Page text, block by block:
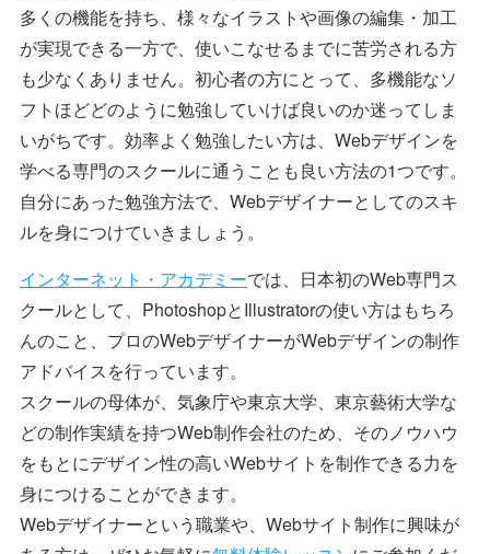
多くの機能を持ち、様々なイラストや画像の編集・加工
が実現できる一方で、使いこなせるまでに苦労される方
も少なくありません。初心者の方にとって、多機能なソ
フトほどどのように勉強していけば良いのか迷ってしま
いがちです。効率よく勉強したい方は、Webデザインを
学べる専門のスクールに通うことも良い方法の1つです。
自分にあった勉強方法で、Webデザイナーとしてのスキ
ルを身につけていきましょう。
インターネット・アカデミーでは、日本初のWeb専門ス
クールとして、PhotoshopとIllustratorの使い方はもちろ
んのこと、プロのWebデザイナーがWebデザインの制作
アドバイスを行っています。
スクールの母体が、気象庁や東京大学、東京藝術大学な
どの制作実績を持つWeb制作会社のため、そのノウハウ
をもとにデザイン性の高いWebサイトを制作できる力を
身につけることができます。
Webデザイナーという職業や、Webサイト制作に興味が